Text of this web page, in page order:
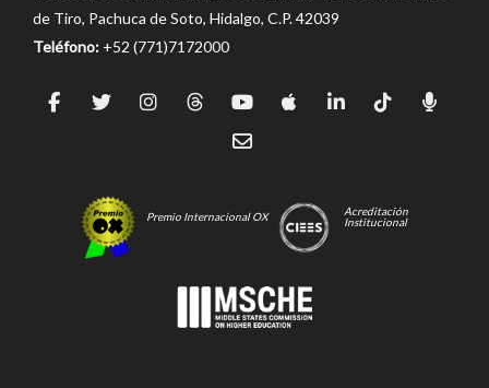
de Tiro, Pachuca de Soto, Hidalgo, C.P. 42039
Teléfono: +52 (771)7172000
Premio Internacional OX
Acreditación
Institucional